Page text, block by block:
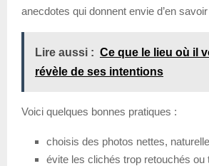
anecdotes qui donnent envie d’en
Lire aussi : Ce que le lieu où il
révèle de ses intentions
Voici quelques bonnes pratiques :
choisis des photos nettes,
évite les clichés trop retouchés ou